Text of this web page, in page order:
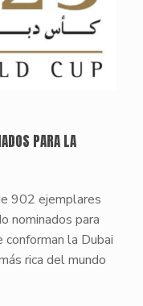
PARA LA
902 ejemplares
nominados para
la Dubai
rica del mundo